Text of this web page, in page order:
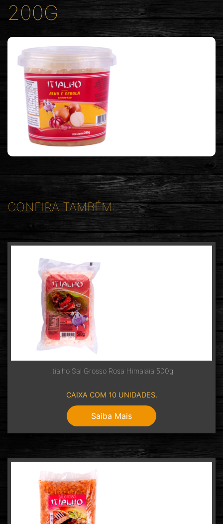
200G
CONFIRA TAMBÉM:
Itialho Sal Grosso Rosa Himalaia 500g
CAIXA COM 10 UNIDADES.
Saiba Mais